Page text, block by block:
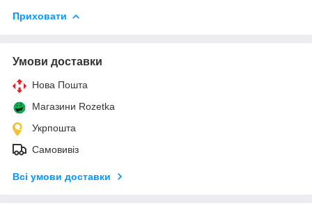
Приховати
Умови доставки
Нова Пошта
Магазини Rozetka
Укрпошта
Самовивіз
Всі умови доставки